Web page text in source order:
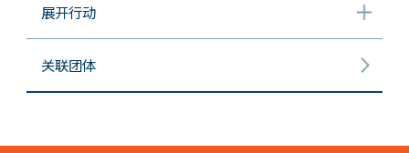
展开行动
关联团体